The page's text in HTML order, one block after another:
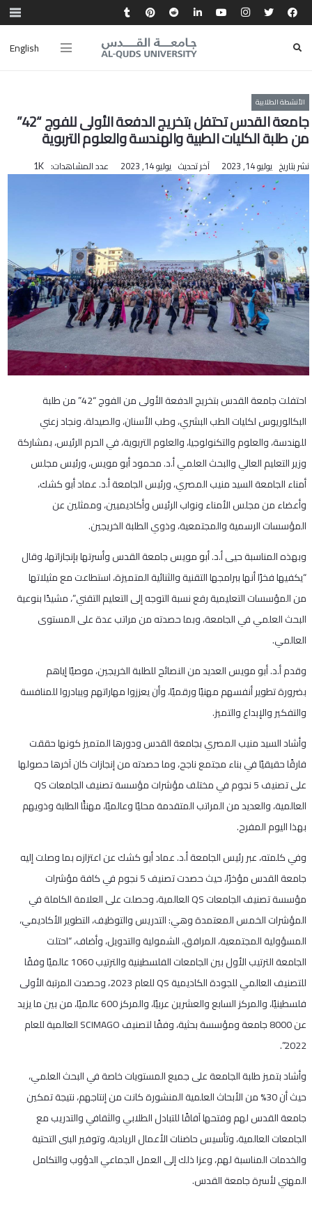
English
الأنشطة الطلابية
جامعة القدس تحتفل بتخريج الدفعة الأولى للفوج “42”
من طلبة الكليات الطبية والهندسة والعلوم التربوية
نشر بتاريخ يوليو 14, 2023 آخر تحديث يوليو 14, 2023 عدد المشاهدات: 1K
احتفلت جامعة القدس بتخريج الدفعة الأولى من الفوج “42” من طلبة
البكالوريوس لكليات الطب البشري، وطب الأسنان، والصيدلة، ونجاد زعني
للهندسة، والعلوم والتكنولوجيا، والعلوم التربوية، في الحرم الرئيس، بمشاركة
وزير التعليم العالي والبحث العلمي أ.د. محمود أبو مويس، ورئيس مجلس
أمناء الجامعة السيد منيب المصري، ورئيس الجامعة أ.د. عماد أبو كشك،
وأعضاء من مجلس الأمناء ونواب الرئيس وأكاديميين، وممثلين عن
المؤسسات الرسمية والمجتمعية، وذوي الطلبة الخريجين.
وبهذه المناسبة حيى أ.د. أبو مويس جامعة القدس وأسرتها بإنجازاتها، وقال
“يكفيها فخرًا أنها ببرامجها التقنية والثنائية المتميزة، استطاعت مع مثيلاتها
من المؤسسات التعليمية رفع نسبة التوجه إلى التعليم التقني”، مشيدًا بنوعية
البحث العلمي في الجامعة، وبما حصدته من مراتب عدة على المستوى
العالمي.
وقدم أ.د. أبو مويس العديد من النصائح للطلبة الخريجين، موصيًا إياهم
بضرورة تطوير أنفسهم مهنيًا ورقميًا، وأن يعززوا مهاراتهم ويبادروا للمنافسة
والتفكير والإبداع والتميز.
وأشاد السيد منيب المصري بجامعة القدس ودورها المتميز كونها حققت
فارقًا حقيقيًا في بناء مجتمع ناجح، وما حصدته من إنجازات كان آخرها حصولها
على تصنيف 5 نجوم في مختلف مؤشرات مؤسسة تصنيف الجامعات QS
العالمية، والعديد من المراتب المتقدمة محليًا وعالميًا، مهنئًا الطلبة وذويهم
بهذا اليوم المفرح.
وفي كلمته، عبر رئيس الجامعة أ.د. عماد أبو كشك عن اعتزازه بما وصلت إليه
جامعة القدس مؤخرًا، حيث حصدت تصنيف 5 نجوم في كافة مؤشرات
مؤسسة تصنيف الجامعات QS العالمية، وحصلت على العلامة الكاملة في
المؤشرات الخمس المعتمدة وهي: التدريس والتوظيف، التطوير الأكاديمي،
المسؤولية المجتمعية، المرافق، الشمولية والتدويل، وأضاف، “احتلت
الجامعة الترتيب الأول بين الجامعات الفلسطينية والترتيب 1060 عالميًا وفقًا
للتصنيف العالمي للجودة الكاديمية QS للعام 2023، وحصدت المرتبة الأولى
فلسطينيًا، والمركز السابع والعشرين عربيًا، والمركز 600 عالميًا، من بين ما يزيد
عن 8000 جامعة ومؤسسة بحثية، وفقًا لتصنيف SCIMAGO العالمية للعام
2022”.
وأشاد بتميز طلبة الجامعة على جميع المستويات خاصة في البحث العلمي،
حيث أن 30% من الأبحاث العلمية المنشورة كانت من إنتاجهم، نتيجة تمكين
جامعة القدس لهم وفتحها آفاقًا للتبادل الطلابي والثقافي والتدريب مع
الجامعات العالمية، وتأسيس حاضنات الأعمال الريادية، وتوفير البنى التحتية
والخدمات المناسبة لهم، وعزا ذلك إلى العمل الجماعي الدؤوب والتكامل
المهني لأسرة جامعة القدس.